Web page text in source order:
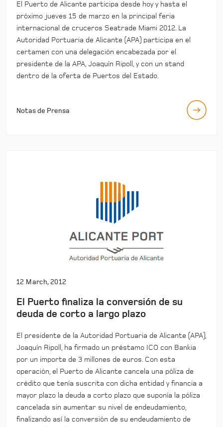
El Puerto de Alicante participa desde hoy y hasta el
próximo jueves 15 de marzo en la principal feria
internacional de cruceros Seatrade Miami 2012. La
Autoridad Portuaria de Alicante (APA) participa en el
certamen con una delegación encabezada por el
presidente de la APA, Joaquín Ripoll, y con un stand
dentro de la oferta de Puertos del Estado.
Notas de Prensa
12 March, 2012
El Puerto finaliza la conversión de su
deuda de corto a largo plazo
El presidente de la Autoridad Portuaria de Alicante (APA),
Joaquín Ripoll, ha firmado un préstamo ICO con Bankia
por un importe de 3 millones de euros. Con esta
operación, el Puerto de Alicante cancela una póliza de
crédito que tenía suscrita con dicha entidad y financia a
mayor plazo la deuda a corto plazo que suponía la póliza
cancelada sin aumentar su nivel de endeudamiento,
finalizando así la conversión de su endeudamiento de